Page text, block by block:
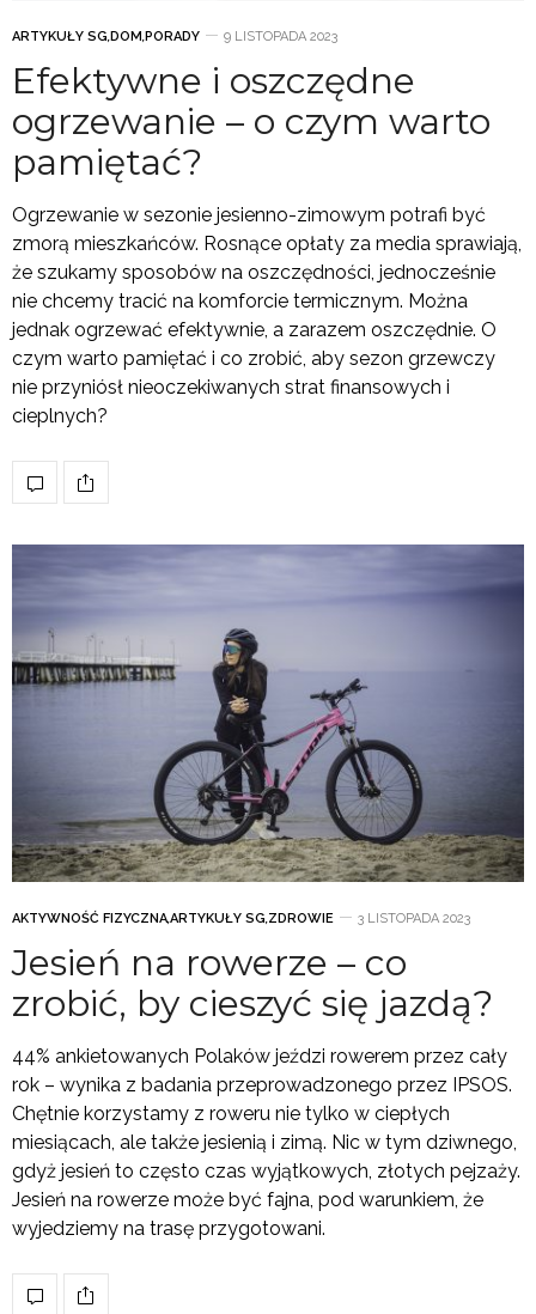
ARTYKUŁY SG,DOM,PORADY 9 LISTOPADA 2023
Efektywne i oszczędne
ogrzewanie – o czym warto
pamiętać?
Ogrzewanie w sezonie jesienno-zimowym potrafi być
zmorą mieszkańców. Rosnące opłaty za media sprawiają,
że szukamy sposobów na oszczędności, jednocześnie
nie chcemy tracić na komforcie termicznym. Można
jednak ogrzewać efektywnie, a zarazem oszczędnie. O
czym warto pamiętać i co zrobić, aby sezon grzewczy
nie przyniósł nieoczekiwanych strat finansowych i
cieplnych?
AKTYWNOŚĆ FIZYCZNA,ARTYKUŁY SG,ZDROWIE 3 LISTOPADA 2023
Jesień na rowerze – co
zrobić, by cieszyć się jazdą?
44% ankietowanych Polaków jeździ rowerem przez cały
rok – wynika z badania przeprowadzonego przez IPSOS.
Chętnie korzystamy z roweru nie tylko w ciepłych
miesiącach, ale także jesienią i zimą. Nic w tym dziwnego,
gdyż jesień to często czas wyjątkowych, złotych pejzaży.
Jesień na rowerze może być fajna, pod warunkiem, że
wyjedziemy na trasę przygotowani.